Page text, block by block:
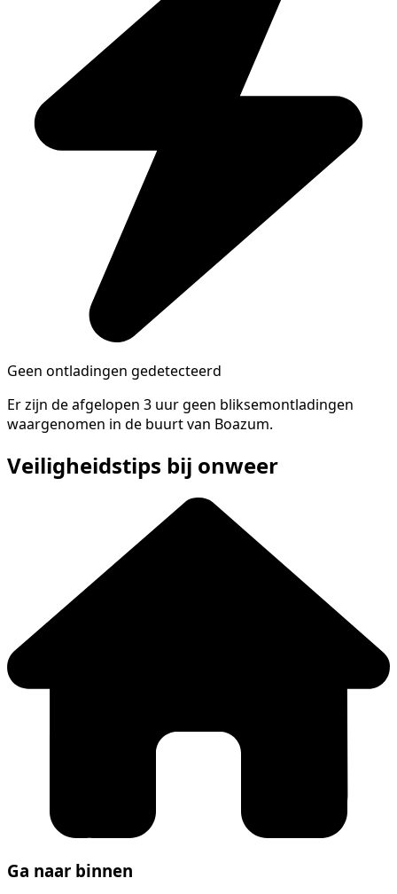
Geen ontladingen gedetecteerd
Er zijn de afgelopen 3 uur geen bliksemontladingen
waargenomen in de buurt van Boazum.
Veiligheidstips bij onweer
Ga naar binnen